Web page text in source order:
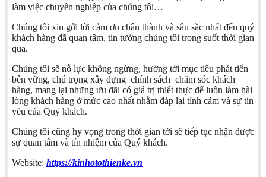
làm việc chuyên nghiệp của chúng tôi…
Chúng tôi xin gởi lời cảm ơn chân thành và sâu sắc nhất đến quý
khách hàng đã quan tâm, tin tưởng chúng tôi trong suốt thời gian
qua.
Chúng tôi sẽ nỗ lực không ngừng, hướng tới mục tiêu phát tiển
bên vững, chú trọng xây dựng chính sách chăm sóc khách
hàng, mang lại những ưu đãi có giá trị thiết thực để luôn làm hài
lòng khách hàng ở mức cao nhất nhằm đáp lại tình cảm và sự tin
yêu của Quý khách.
Chúng tôi cũng hy vọng trong thời gian tới sẽ tiếp tục nhận được
sự quan tâm và tín nhiệm của Quý khách.
Website: https://kinhotothienke.vn